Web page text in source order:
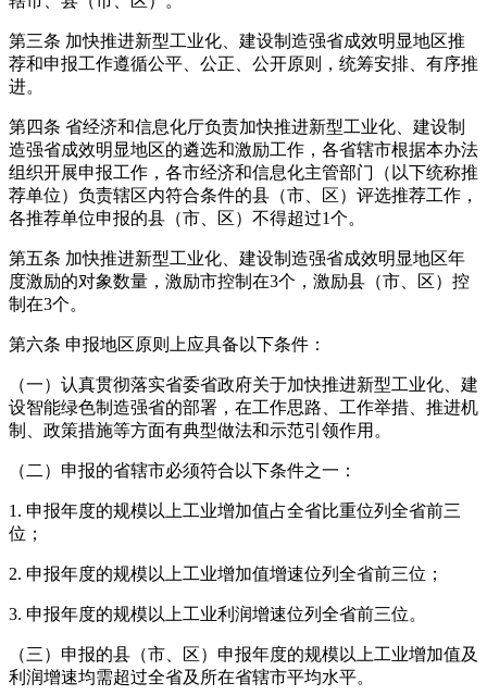
第三条 加快推进新型工业化、建设制造强省成效明显地区推
荐和申报工作遵循公平、公正、公开原则，统筹安排、有序推
进。
第四条 省经济和信息化厅负责加快推进新型工业化、建设制
造强省成效明显地区的遴选和激励工作，各省辖市根据本办法
组织开展申报工作，各市经济和信息化主管部门（以下统称推
荐单位）负责辖区内符合条件的县（市、区）评选推荐工作，
各推荐单位申报的县（市、区）不得超过1个。
第五条 加快推进新型工业化、建设制造强省成效明显地区年
度激励的对象数量，激励市控制在3个，激励县（市、区）控
制在3个。
第六条 申报地区原则上应具备以下条件：
（一）认真贯彻落实省委省政府关于加快推进新型工业化、建
设智能绿色制造强省的部署，在工作思路、工作举措、推进机
制、政策措施等方面有典型做法和示范引领作用。
（二）申报的省辖市必须符合以下条件之一：
1. 申报年度的规模以上工业增加值占全省比重位列全省前三
位；
2. 申报年度的规模以上工业增加值增速位列全省前三位；
3. 申报年度的规模以上工业利润增速位列全省前三位。
（三）申报的县（市、区）申报年度的规模以上工业增加值及
利润增速均需超过全省及所在省辖市平均水平。